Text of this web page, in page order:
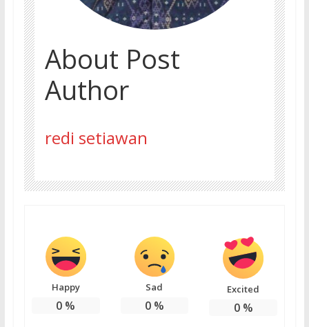
About Post
Author
redi setiawan
Happy
0 %
Sad
0%
Excited
0%